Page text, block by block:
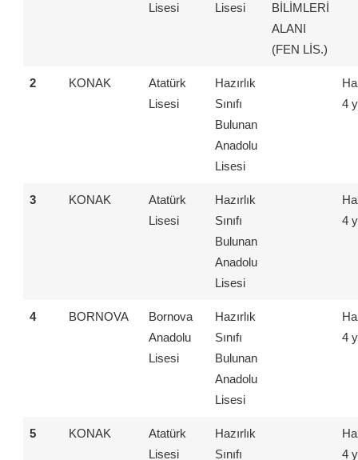
Lisesi
Lisesi
BİLİMLERİ
ALANI
(FEN LİS.)
2 KONAK
Atatürk
Lisesi
Hazırlık
Sınıfı
Bulunan
Anadolu
Lisesi
4
3 KONAK
Atatürk
Lisesi
Hazırlık
Sınıfı
Bulunan
Anadolu
Lisesi
4
4 BORNOVA
Bornova
Anadolu
Lisesi
Hazırlık
Sınıfı
Bulunan
Anadolu
Lisesi
4
5 KONAK
Atatürk
Lisesi
Hazırlık
Sınıfı
4